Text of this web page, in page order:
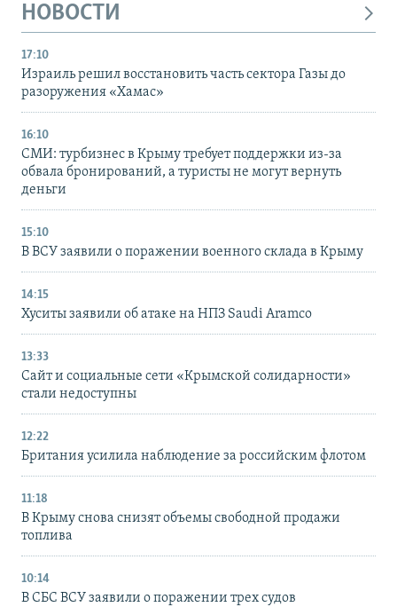
НОВОСТИ
17:10
Израиль решил восстановить часть сектора Газы до
разоружения «Хамас»
16:10
СМИ: турбизнес в Крыму требует поддержки из-за
обвала бронирований, а туристы не могут вернуть
деньги
15:10
В ВСУ заявили о поражении военного склада в Крыму
14:15
Хуситы заявили об атаке на НПЗ Saudi Aramco
13:33
Сайт и социальные сети «Крымской солидарности»
стали недоступны
12:22
Британия усилила наблюдение за российским флотом
11:18
В Крыму снова снизят объемы свободной продажи
топлива
10:14
В СБС ВСУ заявили о поражении трех судов